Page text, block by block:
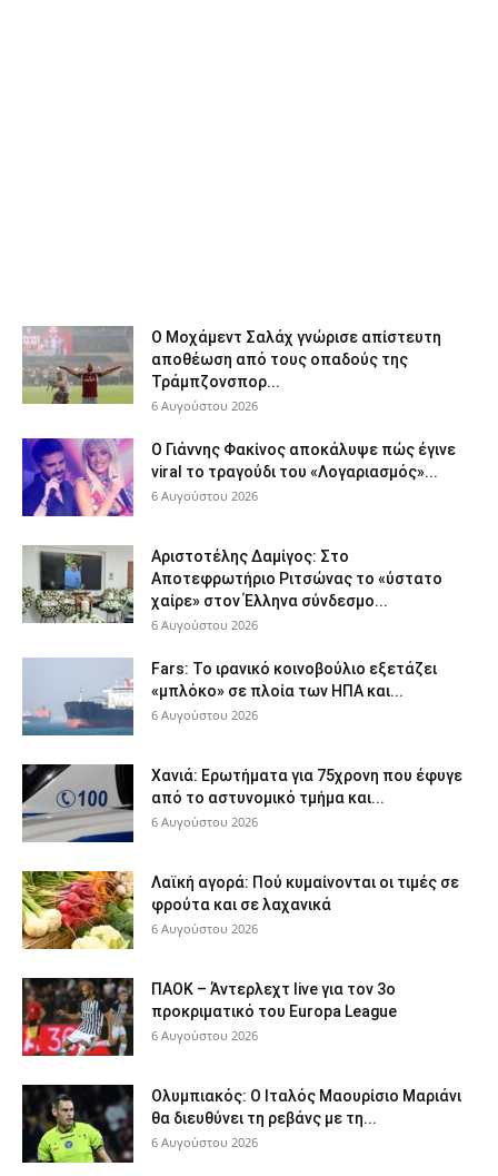
Ο Μοχάμεντ Σαλάχ γνώρισε απίστευτη
αποθέωση από τους οπαδούς της
Τράμπζονσπορ...
6 Αυγούστου 2026
Ο Γιάννης Φακίνος αποκάλυψε πώς έγινε
viral το τραγούδι του «Λογαριασμός»...
6 Αυγούστου 2026
Αριστοτέλης Δαμίγος: Στο
Αποτεφρωτήριο Ριτσώνας το «ύστατο
χαίρε» στον Έλληνα σύνδεσμο...
6 Αυγούστου 2026
Fars: Το ιρανικό κοινοβούλιο εξετάζει
«μπλόκο» σε πλοία των ΗΠΑ και...
6 Αυγούστου 2026
Χανιά: Ερωτήματα για 75χρονη που έφυγε
από το αστυνομικό τμήμα και...
6 Αυγούστου 2026
Λαϊκή αγορά: Πού κυμαίνονται οι τιμές σε
φρούτα και σε λαχανικά
6 Αυγούστου 2026
ΠΑΟΚ – Άντερλεχτ live για τον 3ο
προκριματικό του Europa League
6 Αυγούστου 2026
Ολυμπιακός: Ο Ιταλός Μαουρίσιο Μαριάνι
θα διευθύνει τη ρεβάνς με τη...
6 Αυγούστου 2026